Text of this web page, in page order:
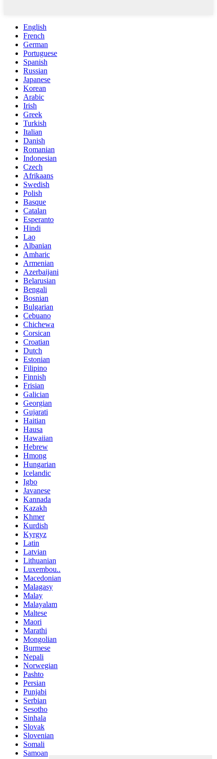
English
French
German
Portuguese
Spanish
Russian
Japanese
Korean
Arabic
Irish
Greek
Turkish
Italian
Danish
Romanian
Indonesian
Czech
Afrikaans
Swedish
Polish
Basque
Catalan
Esperanto
Hindi
Lao
Albanian
Amharic
Armenian
Azerbaijani
Belarusian
Bengali
Bosnian
Bulgarian
Cebuano
Chichewa
Corsican
Croatian
Dutch
Estonian
Filipino
Finnish
Frisian
Galician
Georgian
Gujarati
Haitian
Hausa
Hawaiian
Hebrew
Hmong
Hungarian
Icelandic
Igbo
Javanese
Kannada
Kazakh
Khmer
Kurdish
Kyrgyz
Latin
Latvian
Lithuanian
Luxembou..
Macedonian
Malagasy
Malay
Malayalam
Maltese
Maori
Marathi
Mongolian
Burmese
Nepali
Norwegian
Pashto
Persian
Punjabi
Serbian
Sesotho
Sinhala
Slovak
Slovenian
Somali
Samoan